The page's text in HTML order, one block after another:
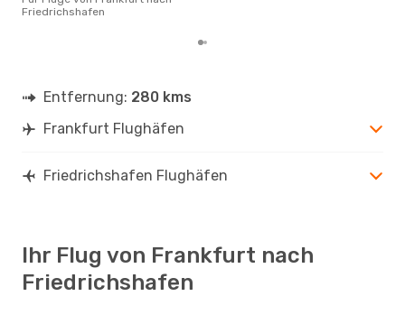
Friedrichshafen
Entfernung: 280 kms
Frankfurt Flughäfen
Friedrichshafen Flughäfen
Ihr Flug von Frankfurt nach
Friedrichshafen